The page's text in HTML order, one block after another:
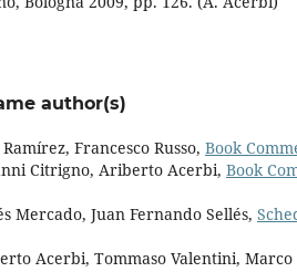
author(s)
Francesco Russo, Book
Citrigno, Ariberto Acerbi, Book
Mercado, Juan Fernando Sellés,
Acerbi, Tommaso Valentini, Marco